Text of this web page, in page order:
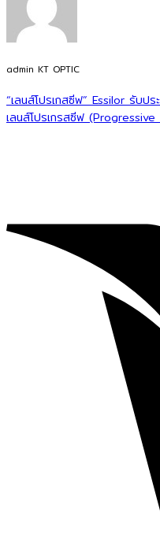
admin KT OPTIC
“เลนส์โปรเกสซีฟ” Essilor รับป
เลนส์โปรเกรสซีฟ (Progressive